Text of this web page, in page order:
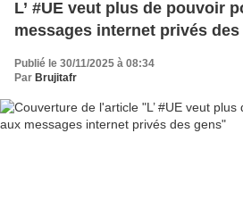
L’ #UE veut plus de pouvoir
messages internet privés
Publié le 30/11/2025 à 08:34
Par Brujitafr